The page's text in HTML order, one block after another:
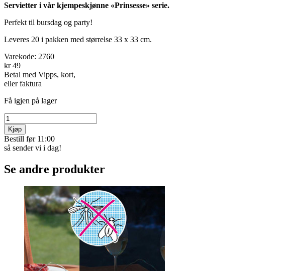
Servietter i vår kjempeskjønne «Prinsesse» serie.
Perfekt til bursdag og party!
Leveres 20 i pakken med størrelse 33 x 33 cm.
Varekode: 2760
kr 49
Betal med Vipps, kort,
eller faktura
Få igjen på lager
Kjøp
Bestill før 11:00
så sender vi i dag!
Se andre produkter